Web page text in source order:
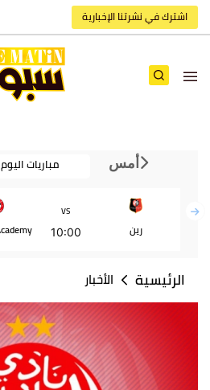
اشترك في نشرتنا الإخبارية
أمس مباريات اليوم
رين
VS
10:00
الرئيسية الأخبار